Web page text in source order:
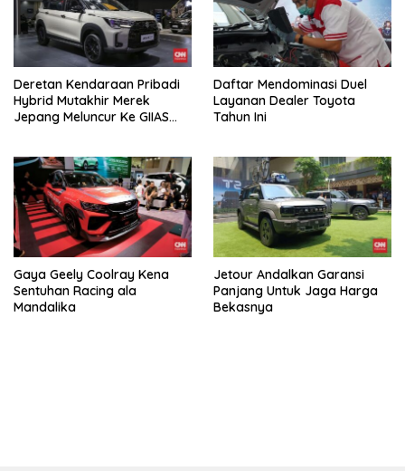
Deretan Kendaraan Pribadi
Hybrid Mutakhir Merek
Jepang Meluncur Ke GIIAS
Daftar Mendominasi Duel
Layanan Dealer Toyota
Tahun Ini
Gaya Geely Coolray Kena
Sentuhan Racing ala
Mandalika
Jetour Andalkan Garansi
Panjang Untuk Jaga Harga
Bekasnya